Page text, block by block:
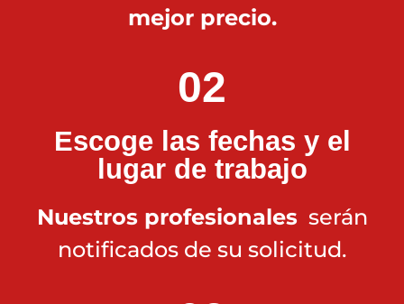
mejor precio.
02
Escoge las fechas y el
lugar de trabajo
Nuestros profesionales serán
notificados de su solicitud.